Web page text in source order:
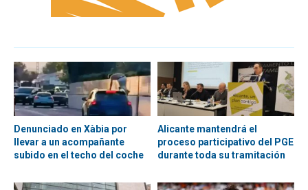
Denunciado en Xàbia por
llevar a un acompañante
subido en el techo del coche
Alicante mantendrá el
proceso participativo del PGE
durante toda su tramitación